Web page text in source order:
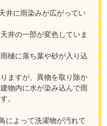
井に雨染みが広がってい
井の一部が変色していま
樋に落ち葉や砂が入り込
ますが、異物を取り除か
物内に水が染み込んで雨
。
によって洗濯物が汚れて